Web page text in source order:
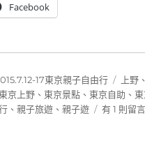
Facebook
17東京親子自由行
標
籤
上野 、
東京上野 、 東京景點 、 東京自助 、
、親子旅遊 、親子遊
在
有 1 則留言